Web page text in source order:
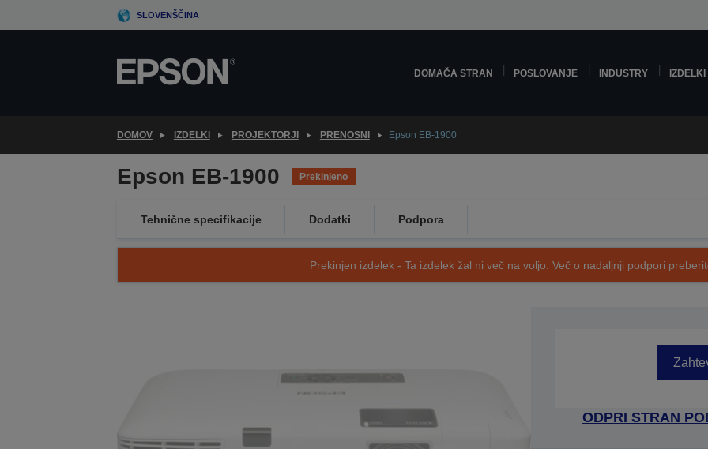
to
SLOVENŠČINA
DOMAČA STRAN POSLOVANJE INDUSTRY IZDELKI
DOMOV IZDELKI PROJEKTORJI PRENOSNI Epson EB-1900
Epson EB-1900 Prekinjeno
Tehnične specifikacije Dodatki Podpora
Prekinjen izdelek - Ta izdelek žal ni več na voljo. Več o nadaljnji podpori
ODPRI STRAN